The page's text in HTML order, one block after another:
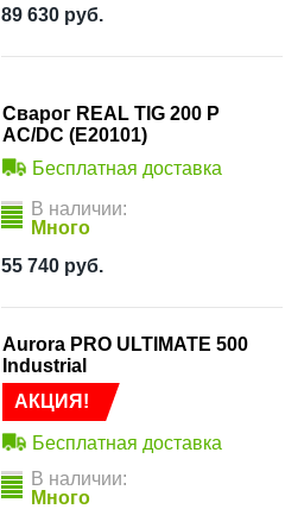
89 630 руб.
Сварог REAL TIG 200 P
AC/DC (E20101)
Бесплатная доставка
В наличии:
Много
55 740 руб.
АКЦИЯ!
Aurora PRO ULTIMATE 500
Industrial
Бесплатная доставка
В наличии:
Много